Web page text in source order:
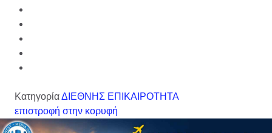
ΚατηγορίαΔΙΕΘΝΗΣ ΕΠΙΚΑΙΡΟΤΗΤΑ
επιστροφή στην κορυφή